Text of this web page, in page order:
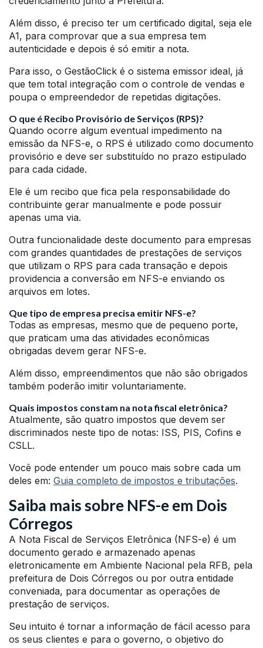
Além disso, é preciso ter um certificado digital, seja ele
A1, para comprovar que a sua empresa tem
autenticidade e depois é só emitir a nota.
Para isso, o GestãoClick é o sistema emissor ideal, já
que tem total integração com o controle de vendas e
poupa o empreendedor de repetidas digitações.
O que é Recibo Provisório de Serviços (RPS)?
Quando ocorre algum eventual impedimento na
emissão da NFS-e, o RPS é utilizado como documento
provisório e deve ser substituído no prazo estipulado
para cada cidade.
Ele é um recibo que fica pela responsabilidade do
contribuinte gerar manualmente e pode possuir
apenas uma via.
Outra funcionalidade deste documento para empresas
com grandes quantidades de prestações de serviços
que utilizam o RPS para cada transação e depois
providencia a conversão em NFS-e enviando os
arquivos em lotes.
Que tipo de empresa precisa emitir NFS-e?
Todas as empresas, mesmo que de pequeno porte,
que praticam uma das atividades econômicas
obrigadas devem gerar NFS-e.
Além disso, empreendimentos que não são obrigados
também poderão imitir voluntariamente.
Quais impostos constam na nota fiscal eletrônica?
Atualmente, são quatro impostos que devem ser
discriminados neste tipo de notas: ISS, PIS, Cofins e
CSLL.
Você pode entender um pouco mais sobre cada um
deles em: Guia completo de impostos e tributações.
Saiba mais sobre NFS-e em Dois
Córregos
A Nota Fiscal de Serviços Eletrônica (NFS-e) é um
documento gerado e armazenado apenas
eletronicamente em Ambiente Nacional pela RFB, pela
prefeitura de Dois Córregos ou por outra entidade
conveniada, para documentar as operações de
prestação de serviços.
Seu intuito é tornar a informação de fácil acesso para
os seus clientes e para o governo, o objetivo do